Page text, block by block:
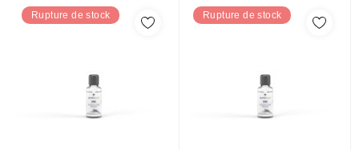
Rupture de stock Rupture de stock